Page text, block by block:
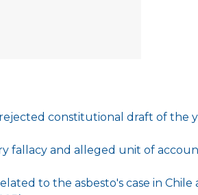
constitutional draft of the
fallacy and alleged unit of
to the asbesto's case in